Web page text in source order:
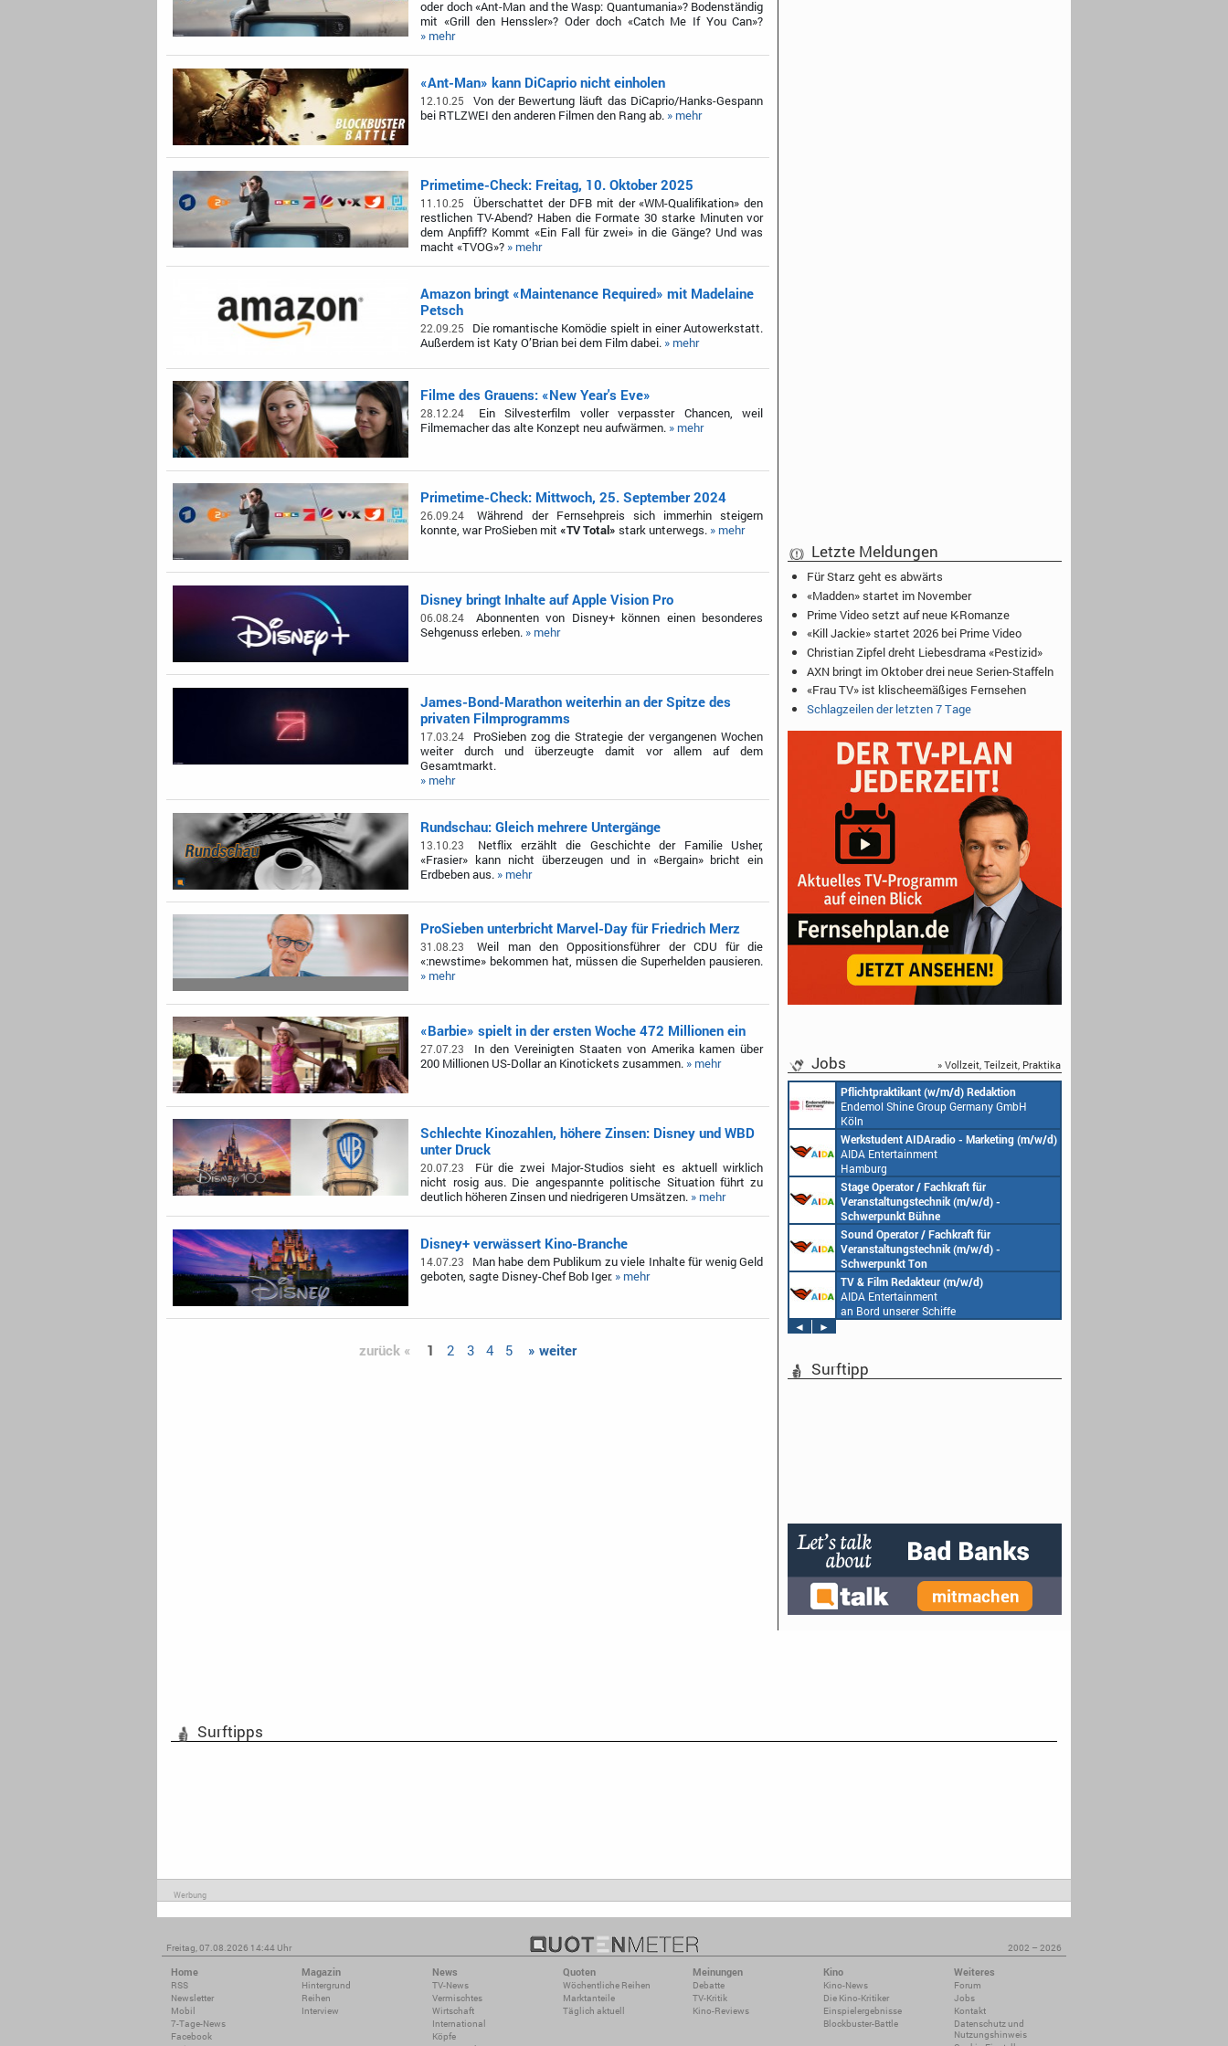
oder doch «Ant-Man and the Wasp: Quantumania»? Bodenständig
mit «Grill den Henssler»? Oder doch «Catch Me If You Can»?
» mehr
«Ant-Man» kann DiCaprio nicht einholen
12.10.25
Von der Bewertung läuft das DiCaprio/Hanks-Gespann
bei RTLZWEI den anderen Filmen den Rang ab. » mehr
Primetime-Check: Freitag, 10. Oktober 2025
11.10.25
Überschattet der DFB mit der «WM-Qualifikation» den
restlichen TV-Abend? Haben die Formate 30 starke Minuten vor
dem Anpfiff? Kommt «Ein Fall für zwei» in die Gänge? Und was
macht «TVOG»? » mehr
Amazon bringt «Maintenance Required» mit Madelaine
Petsch
22.09.25
Die romantische Komödie spielt in einer Autowerkstatt.
Außerdem ist Katy O’Brian bei dem Film dabei. » mehr
Filme des Grauens: «New Year's Eve»
28.12.24
Ein Silvesterfilm voller verpasster Chancen, weil
Filmemacher das alte Konzept neu aufwärmen. » mehr
Primetime-Check: Mittwoch, 25. September 2024
26.09.24
Während der Fernsehpreis sich immerhin steigern
konnte, war ProSieben mit«TV Total» stark unterwegs. » mehr
Disney bringt Inhalte auf Apple Vision Pro
06.08.24
Abonnenten von Disney+ können einen besonderes
Sehgenuss erleben. » mehr
James-Bond-Marathon weiterhin an der Spitze des
privaten Filmprogramms
17.03.24
ProSieben zog die Strategie der vergangenen Wochen
weiter durch und überzeugte damit vor allem auf dem
Gesamtmarkt.
» mehr
Rundschau: Gleich mehrere Untergänge
13.10.23
Netflix erzählt die Geschichte der Familie Usher,
«Frasier» kann nicht überzeugen und in «Bergain» bricht ein
Erdbeben aus. » mehr
ProSieben unterbricht Marvel-Day für Friedrich Merz
31.08.23
Weil man den Oppositionsführer der CDU für die
«:newstime» bekommen hat, müssen die Superhelden pausieren.
» mehr
«Barbie» spielt in der ersten Woche 472 Millionen ein
27.07.23
In den Vereinigten Staaten von Amerika kamen über
200 Millionen US-Dollar an Kinotickets zusammen. » mehr
Schlechte Kinozahlen, höhere Zinsen: Disney und WBD
unter Druck
20.07.23
Für die zwei Major-Studios sieht es aktuell wirklich
nicht rosig aus. Die angespannte politische Situation führt zu
deutlich höheren Zinsen und niedrigeren Umsätzen. » mehr
Disney+ verwässert Kino-Branche
14.07.23
Man habe dem Publikum zu viele Inhalte für wenig Geld
geboten, sagte Disney-Chef Bob Iger. » mehr
zurück « 1 2 3 4 5 » weiter
Letzte Meldungen
Für Starz geht es abwärts
«Madden» startet im November
Prime Video setzt auf neue K-Romanze
«Kill Jackie» startet 2026 bei Prime Video
Christian Zipfel dreht Liebesdrama «Pestizid»
AXN bringt im Oktober drei neue Serien-Staffeln
«Frau TV» ist klischeemäßiges Fernsehen
Schlagzeilen der letzten 7 Tage
Jobs » Vollzeit, Teilzeit, Praktika
Pflichtpraktikant (w/m/d) Redaktion
Endemol Shine Group Germany GmbH
Köln
Werkstudent AIDAradio - Marketing (m/w/d)
AIDA Entertainment
Hamburg
Stage Operator / Fachkraft für
Veranstaltungstechnik (m/w/d) -
Schwerpunkt Bühne
AIDA Entertainment
an Bord unserer Schiffe
Sound Operator / Fachkraft für
Veranstaltungstechnik (m/w/d) -
Schwerpunkt Ton
AIDA Entertainment
an Bord unserer Schiffe
TV & Film Redakteur (m/w/d)
AIDA Entertainment
an Bord unserer Schiffe
◄
►
Surftipp
Surftipps
Werbung
Freitag, 07.08.2026 14:44 Uhr 2002 – 2026
Home
RSS
Newsletter
Mobil
7-Tage-News
Facebook
Magazin
Hintergrund
Reihen
Interview
News
TV-News
Vermischtes
Wirtschaft
International
Köpfe
Quoten
Wöchentliche Reihen
Marktanteile
Täglich aktuell
Meinungen
Debatte
TV-Kritik
Kino-Reviews
Kino
Kino-News
Die Kino-Kritiker
Einspielergebnisse
Blockbuster-Battle
Weiteres
Forum
Jobs
Kontakt
Datenschutz und
Nutzungshinweis